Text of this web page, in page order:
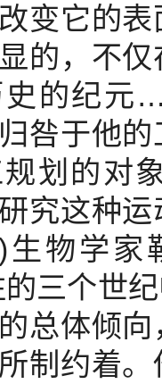
变它的
的，不
史的纪元
咎于他
划的对
究这种
生物学家
的三个世
总体倾
制约着